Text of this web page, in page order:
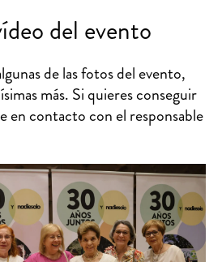
del evento
de las fotos del evento,
más. Si quieres conseguir
en contacto con el responsable